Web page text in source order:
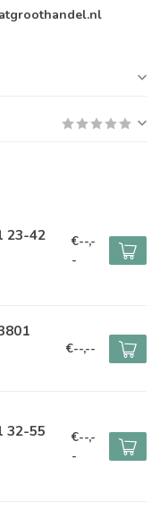
23-42
€--,-
-
€--,--
32-55
€--,-
-